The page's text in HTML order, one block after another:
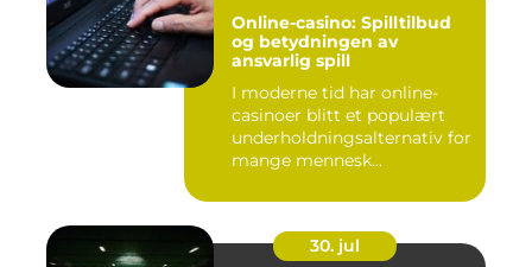
Online-casino: Spilltilbud
og betydningen av
ansvarlig spill
I moderne tid har online-
casinoer blitt et populært
underholdningsalternativ for
mange mennesk...
30. jul